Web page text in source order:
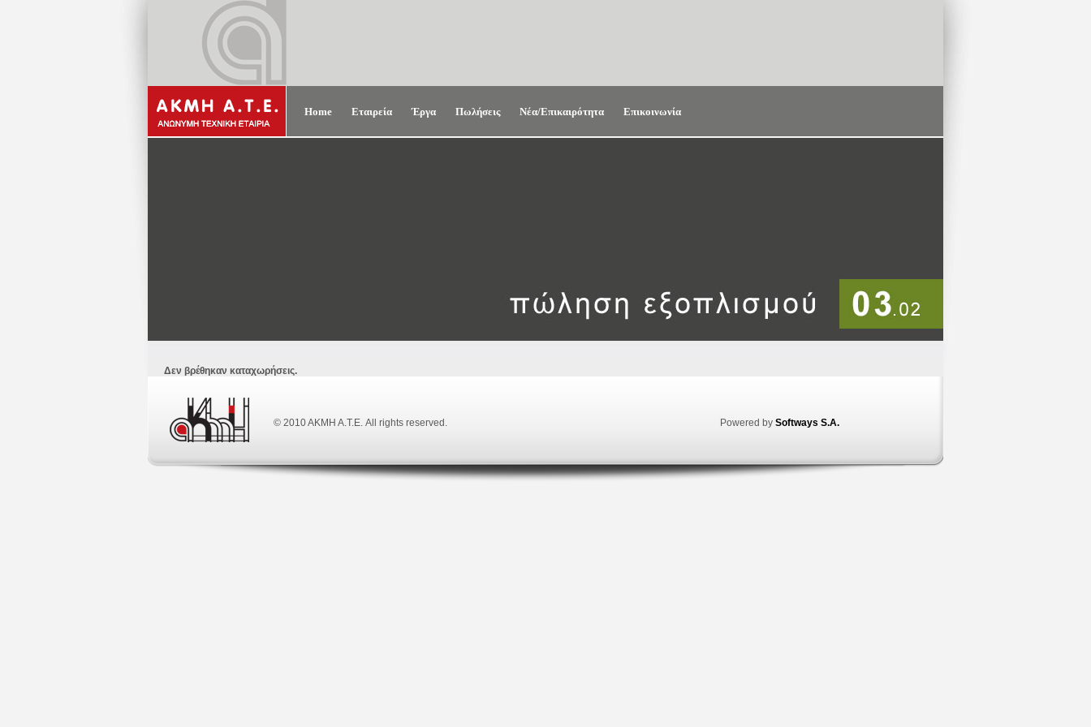
Home Εταιρεία Έργα Πωλήσεις Νέα/Επικαιρότητα Επικοινωνία
Δεν βρέθηκαν καταχωρήσεις.
© 2010 ΑΚΜΗ Α.Τ.Ε. All rights reserved. Powered by Softways S.A.